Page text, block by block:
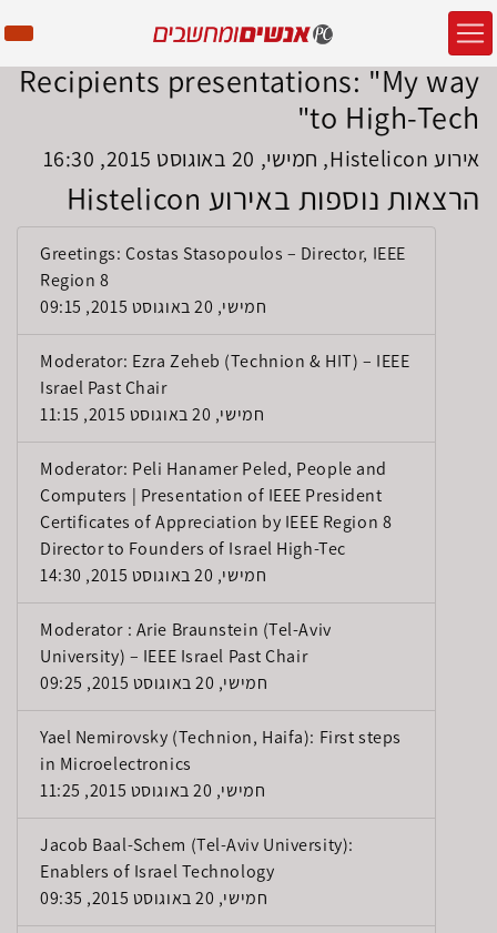
Recipients presentations: "My way
to High-Tech"
אירוע Histelicon, חמישי, 20 באוגוסט 2015, 16:30
הרצאות נוספות באירוע Histelicon
Greetings: Costas Stasopoulos – Director, IEEE
Region 8
חמישי, 20 באוגוסט 2015, 09:15
Moderator: Ezra Zeheb (Technion & HIT) – IEEE
Israel Past Chair
חמישי, 20 באוגוסט 2015, 11:15
Moderator: Peli Hanamer Peled, People and
Computers | Presentation of IEEE President
Certificates of Appreciation by IEEE Region 8
Director to Founders of Israel High-Tec
חמישי, 20 באוגוסט 2015, 14:30
Moderator : Arie Braunstein (Tel-Aviv
University) – IEEE Israel Past Chair
חמישי, 20 באוגוסט 2015, 09:25
Yael Nemirovsky (Technion, Haifa): First steps
in Microelectronics
חמישי, 20 באוגוסט 2015, 11:25
Jacob Baal-Schem (Tel-Aviv University):
Enablers of Israel Technology
חמישי, 20 באוגוסט 2015, 09:35